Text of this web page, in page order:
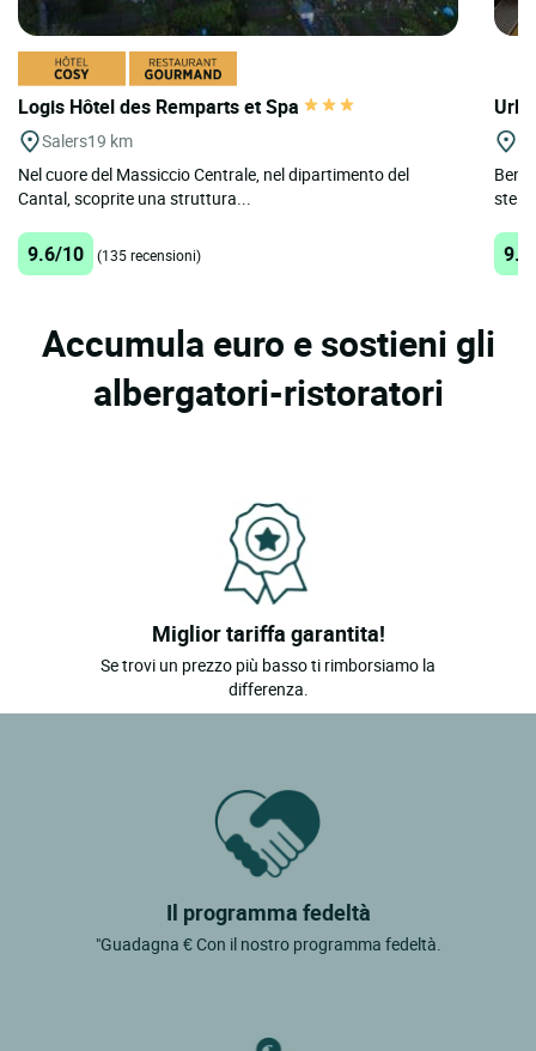
Logis Hôtel des Remparts et Spa
Salers19 km
Nel cuore del Massiccio Centrale, nel dipartimento del
Cantal, scoprite una struttura...
9.6/10 (135 recensioni)
Accumula euro e sostieni gli
albergatori-ristoratori
Miglior tariffa garantita!
Se trovi un prezzo più basso ti rimborsiamo la
differenza.
Il programma fedeltà
"Guadagna € Con il nostro programma fedeltà.